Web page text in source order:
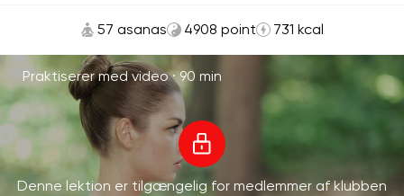
57 asanas 4908 point 731 kcal
Praktiserer med video ·90 min
Denne lektion er tilgængelig for medlemmer af klubben